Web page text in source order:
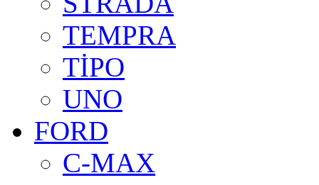
TEMPRA
TİPO
UNO
FORD
C-MAX